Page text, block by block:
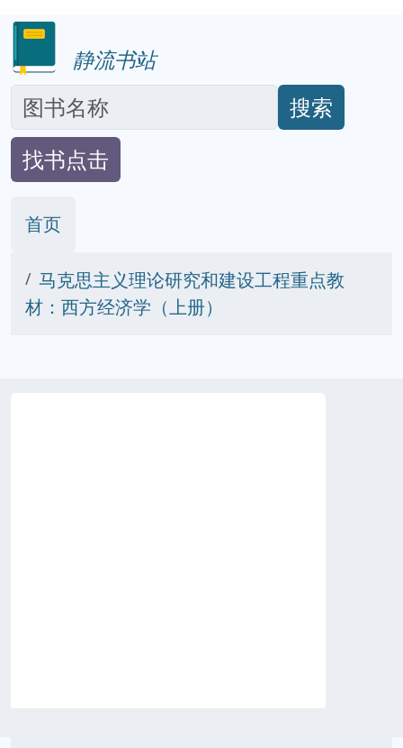
静流书站
搜索
找书点击
首页
马克思主义理论研究和建设工程重点教
材：西方经济学（上册）